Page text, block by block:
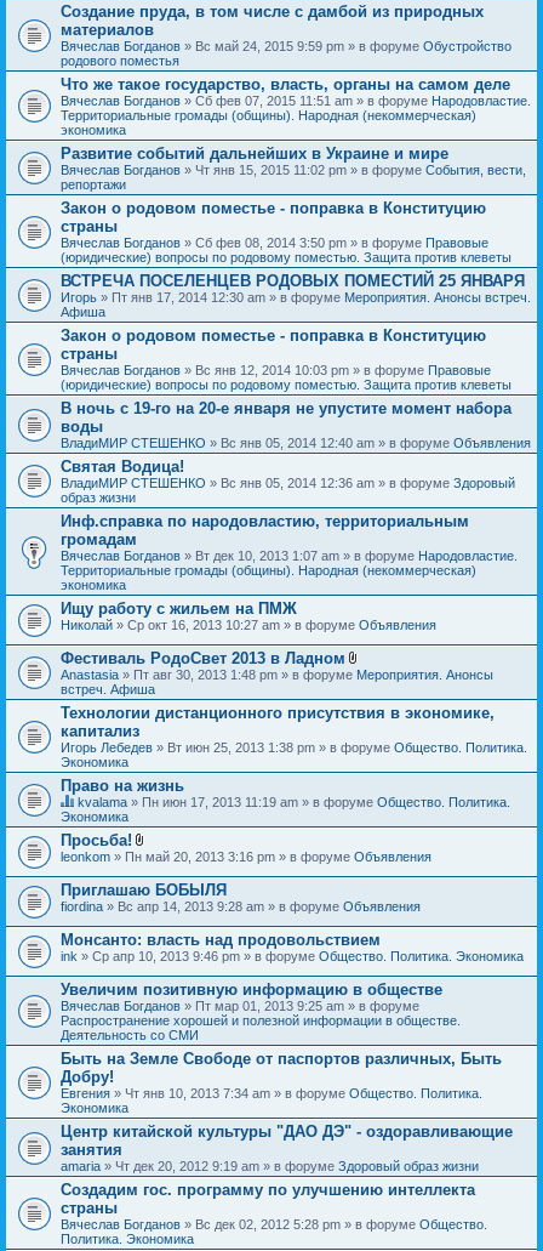
Создание пруда, в том числе с дамбой из природных
материалов
Вячеслав Богданов » Вс май 24, 2015 9:59 pm » в форуме Обустройство
родового поместья
Что же такое государство, власть, органы на самом деле
Вячеслав Богданов » Сб фев 07, 2015 11:51 am » в форуме Народовластие.
Территориальные громады (общины). Народная (некоммерческая)
экономика
Развитие событий дальнейших в Украине и мире
Вячеслав Богданов » Чт янв 15, 2015 11:02 pm » в форуме События, вести,
репортажи
Закон о родовом поместье - поправка в Конституцию
страны
Вячеслав Богданов » Сб фев 08, 2014 3:50 pm » в форуме Правовые
(юридические) вопросы по родовому поместью. Защита против клеветы
ВСТРЕЧА ПОСЕЛЕНЦЕВ РОДОВЫХ ПОМЕСТИЙ 25 ЯНВАРЯ
Игорь » Пт янв 17, 2014 12:30 am » в форуме Мероприятия. Анонсы встреч.
Афиша
Закон о родовом поместье - поправка в Конституцию
страны
Вячеслав Богданов » Вс янв 12, 2014 10:03 pm » в форуме Правовые
(юридические) вопросы по родовому поместью. Защита против клеветы
В ночь с 19-го на 20-е января не упустите момент набора
воды
ВладиМИР СТЕШЕНКО » Вс янв 05, 2014 12:40 am » в форуме Объявления
Святая Водица!
ВладиМИР СТЕШЕНКО » Вс янв 05, 2014 12:36 am » в форуме Здоровый
образ жизни
Инф.справка по народовластию, территориальным
громадам
Вячеслав Богданов » Вт дек 10, 2013 1:07 am » в форуме Народовластие.
Территориальные громады (общины). Народная (некоммерческая)
экономика
Ищу работу с жильем на ПМЖ
Николай » Ср окт 16, 2013 10:27 am » в форуме Объявления
Фестиваль РодоСвет 2013 в Ладном
В
о
ж
н
и
я
Anastasia » Пт авг 30, 2013 1:48 pm » в форуме Мероприятия. Анонсы
встреч. Афиша
Технологии дистанционного присутствия в экономике,
капитализ
Игорь Лебедев » Вт июн 25, 2013 1:38 pm » в форуме Общество. Политика.
Экономика
Право на жизнь
Д
а
н
н
я
т
е
м
а
с
о
д
е
р
ж
и
т
о
п
р
о
с
.
kvalama » Пн июн 17, 2013 11:19 am » в форуме Общество. Политика.
Экономика
Просьба!
В
о
ж
е
н
и
я
leonkom » Пн май 20, 2013 3:16 pm » в форуме Объявления
Приглашаю БОБЫЛЯ
fiordina » Вс апр 14, 2013 9:28 am » в форуме Объявления
Монсанто: власть над продовольствием
ink » Ср апр 10, 2013 9:46 pm » в форуме Общество. Политика. Экономика
Увеличим позитивную информацию в обществе
Вячеслав Богданов » Пт мар 01, 2013 9:25 am » в форуме
Распространение хорошей и полезной информации в обществе.
Деятельность со СМИ
Быть на Земле Свободе от паспортов различных, Быть
Добру!
Евгения » Чт янв 10, 2013 7:34 am » в форуме Общество. Политика.
Экономика
Центр китайской культуры "ДАО ДЭ" - оздоравливающие
занятия
amaria » Чт дек 20, 2012 9:19 am » в форуме Здоровый образ жизни
Создадим гос. программу по улучшению интеллекта
страны
Вячеслав Богданов » Вс дек 02, 2012 5:28 pm » в форуме Общество.
Политика. Экономика